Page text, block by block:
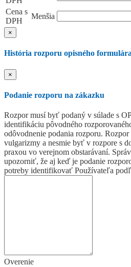
Cena s
DPH
Menšia
×
História rozporu opisného formulára
×
Podanie rozporu na zákazku
Rozpor musí byť podaný v súlade s
identifikáciu pôvodného
odôvodnenie podania rozporu.
vulgarizmy a nesmie byť v rozpore s
praxou vo verejnom obstarávaní.
upozorniť, že aj keď je podanie
potreby identifikovať Používateľa
Overenie